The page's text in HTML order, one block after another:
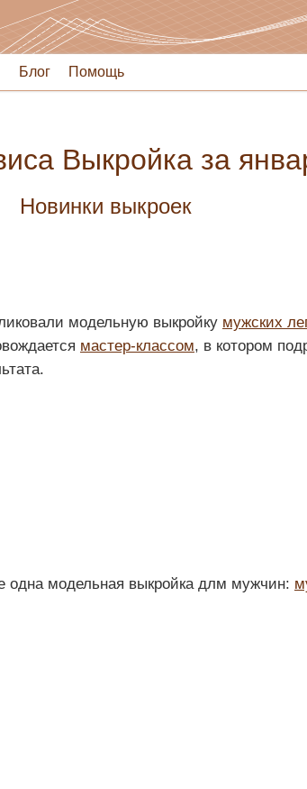
Блог Помощь
Выкройка за
Новинки выкроек
модельную выкройку мужских
мастер-классом, в котором
одна модельная выкройка длм мужчин: